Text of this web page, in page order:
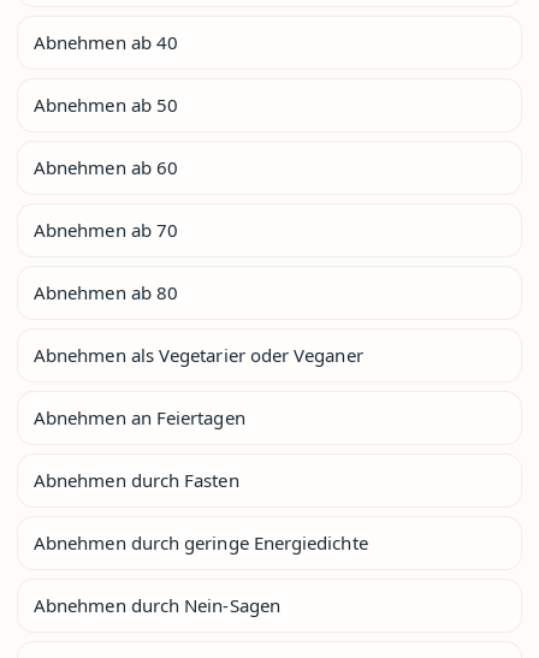
Abnehmen ab 40
Abnehmen ab 50
Abnehmen ab 60
Abnehmen ab 70
Abnehmen ab 80
Abnehmen als Vegetarier oder Veganer
Abnehmen an Feiertagen
Abnehmen durch Fasten
Abnehmen durch geringe Energiedichte
Abnehmen durch Nein-Sagen